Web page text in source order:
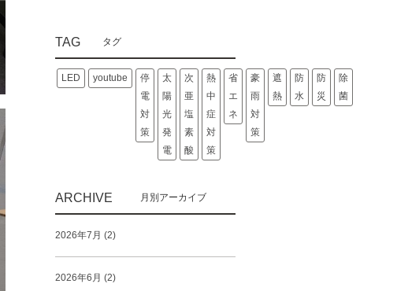
TAG
LED youtube
停
電
対
策
太
陽
光
発
電
次
亜
塩
素
酸
熱
中
症
対
策
省
エ
ネ
豪
雨
対
策
遮
熱
防
水
防
災
除
菌
ARCHIVE
2026年7月 (2)
2026年6月 (2)